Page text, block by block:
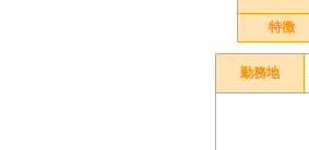
特徴
勤務地